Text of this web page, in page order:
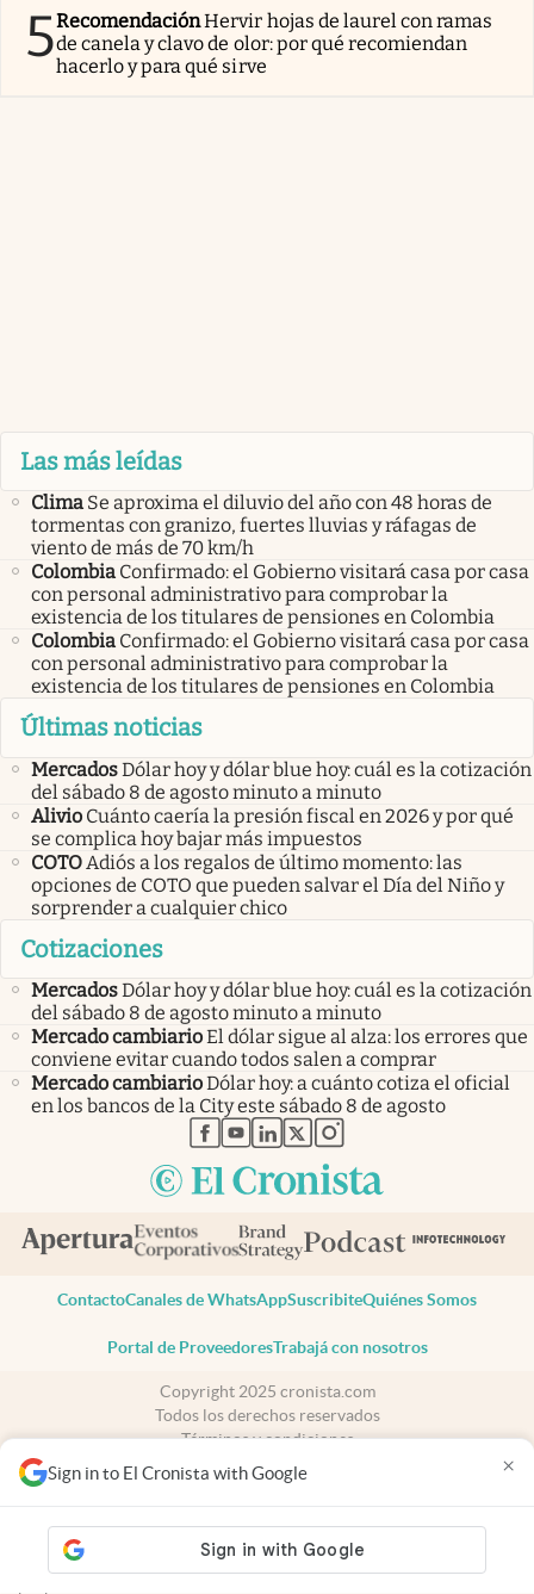
Sign in to El Cronista with Google ×
5RecomendaciónHervir hojas de laurel con ramas
de canela y clavo de olor: por qué recomiendan
hacerlo y para qué sirve
Las más leídas
Clima Se aproxima el diluvio del año con 48 horas de
tormentas con granizo, fuertes lluvias y ráfagas de
viento de más de 70 km/h
Colombia Confirmado: el Gobierno visitará casa por casa
con personal administrativo para comprobar la
existencia de los titulares de pensiones en Colombia
Colombia Confirmado: el Gobierno visitará casa por casa
con personal administrativo para comprobar la
existencia de los titulares de pensiones en Colombia
Últimas noticias
MercadosDólar hoy y dólar blue hoy: cuál es la cotización
del sábado 8 de agosto minuto a minuto
Alivio Cuánto caería la presión fiscal en 2026 y por qué
se complica hoy bajar más impuestos
COTO Adiós a los regalos de último momento: las
opciones de COTO que pueden salvar el Día del Niño y
sorprender a cualquier chico
Cotizaciones
MercadosDólar hoy y dólar blue hoy: cuál es la cotización
del sábado 8 de agosto minuto a minuto
Mercado cambiarioEl dólar sigue al alza: los errores que
conviene evitar cuando todos salen a comprar
Mercado cambiarioDólar hoy: a cuánto cotiza el oficial
en los bancos de la City este sábado 8 de agosto
abre en nueva pestaña
abre en nueva pestaña
abre en nueva pestaña
abre en nueva pestaña
abre en nueva pestaña
ContactoCanales de WhatsAppSuscribiteQuiénes Somos
Portal de ProveedoresTrabajá con nosotros
Copyright 2025 cronista.com
Todos los derechos reservados
Términos y condiciones
Privacidad
Consentimiento
cronista.com
es propiedad de El Cronista Comercial S.A Registro de